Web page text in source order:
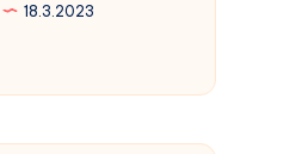
18.3.2023